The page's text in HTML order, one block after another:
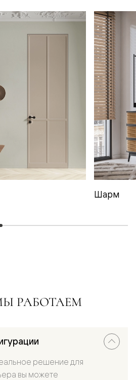
Шарм
РАБОТАЕМ
решение для
вы можете